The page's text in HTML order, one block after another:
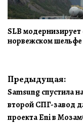
SLB
норвежском шельфе
Навигация
по
записям
Предыдущая:
Samsung спустила
второй СПГ-завод
проекта Eni в